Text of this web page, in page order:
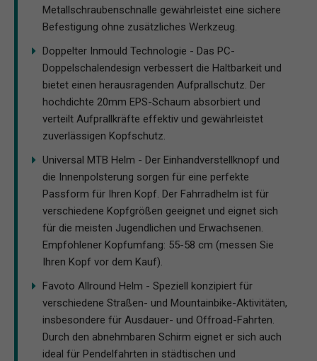
Metallschraubenschnalle gewährleistet eine sichere
Befestigung ohne zusätzliches Werkzeug.
Doppelter Inmould Technologie - Das PC-
Doppelschalendesign verbessert die Haltbarkeit und
bietet einen herausragenden Aufprallschutz. Der
hochdichte 20mm EPS-Schaum absorbiert und
verteilt Aufprallkräfte effektiv und gewährleistet
zuverlässigen Kopfschutz.
Universal MTB Helm - Der Einhandverstellknopf und
die Innenpolsterung sorgen für eine perfekte
Passform für Ihren Kopf. Der Fahrradhelm ist für
verschiedene Kopfgrößen geeignet und eignet sich
für die meisten Jugendlichen und Erwachsenen.
Empfohlener Kopfumfang: 55-58 cm (messen Sie
Ihren Kopf vor dem Kauf).
Favoto Allround Helm - Speziell konzipiert für
verschiedene Straßen- und Mountainbike-Aktivitäten,
insbesondere für Ausdauer- und Offroad-Fahrten.
Durch den abnehmbaren Schirm eignet er sich auch
ideal für Pendelfahrten in städtischen und